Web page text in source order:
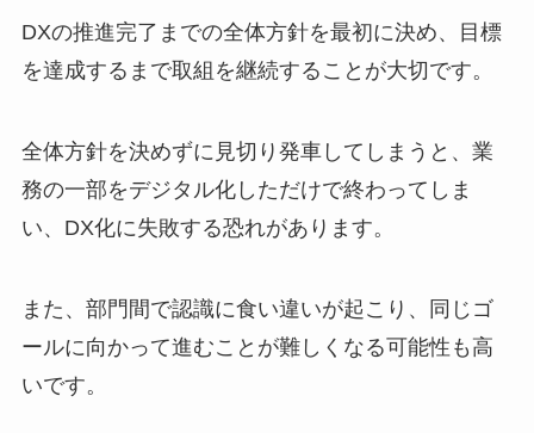
DXの推進完了までの全体方針を最初に決め、目標
を達成するまで取組を継続することが大切です。
全体方針を決めずに見切り発車してしまうと、業
務の一部をデジタル化しただけで終わってしま
い、DX化に失敗する恐れがあります。
また、部門間で認識に食い違いが起こり、同じゴ
ールに向かって進むことが難しくなる可能性も高
いです。